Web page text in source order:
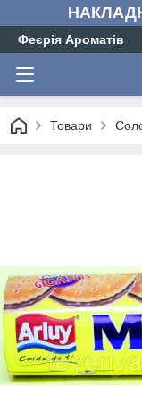
Феєрія Ароматів
Товари